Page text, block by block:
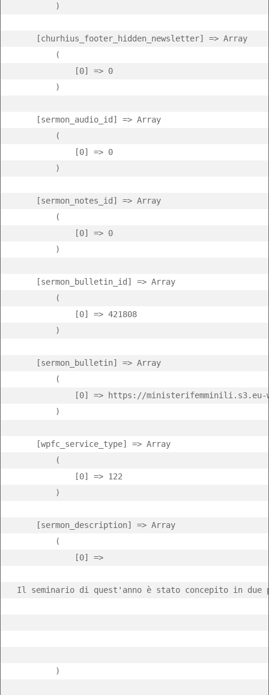
        )
    [churhius_footer_hidden_newsletter] => Array
        (
            [0] => 0
        )
    [sermon_audio_id] => Array
        (
            [0] => 0
        )
    [sermon_notes_id] => Array
        (
            [0] => 0
        )
    [sermon_bulletin_id] => Array
        (
            [0] => 421808
        )
    [sermon_bulletin] => Array
        (
[0] => https://
        )
    [wpfc_service_type] => Array
        (
            [0] => 122
        )
    [sermon_description] => Array
        (
            [0] =>
Il seminario di quest'anno è stato concepito in
        )